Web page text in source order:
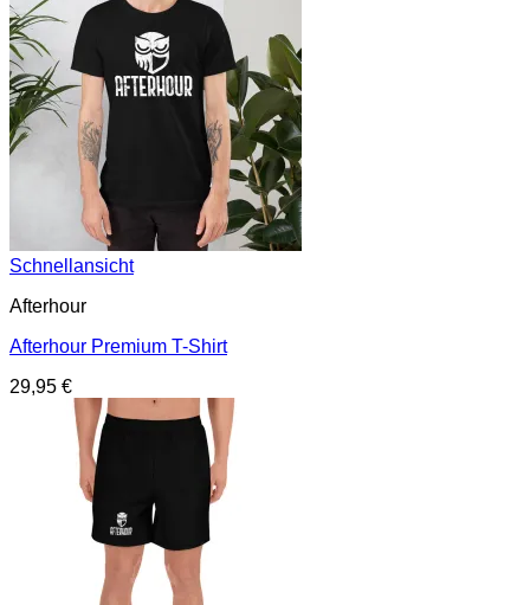
Schnellansicht
Afterhour
Afterhour Premium T-Shirt
29,95 €